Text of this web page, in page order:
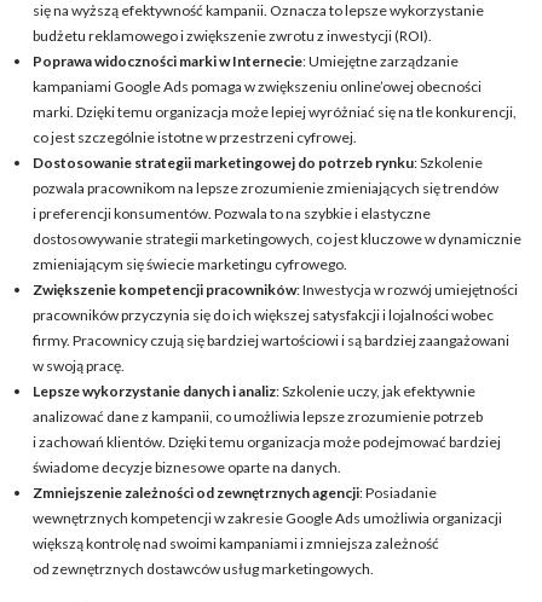
się na wyższą efektywność kampanii. Oznacza to lepsze wykorzystanie
budżetu reklamowego i zwiększenie zwrotu z inwestycji (ROI).
Poprawa widoczności marki w Internecie: Umiejętne zarządzanie
kampaniami Google Ads pomaga w zwiększeniu online’owej obecności
marki. Dzięki temu organizacja może lepiej wyróżniać się na tle konkurencji,
co jest szczególnie istotne w przestrzeni cyfrowej.
Dostosowanie strategii marketingowej do potrzeb rynku: Szkolenie
pozwala pracownikom na lepsze zrozumienie zmieniających się trendów
i preferencji konsumentów. Pozwala to na szybkie i elastyczne
dostosowywanie strategii marketingowych, co jest kluczowe w dynamicznie
zmieniającym się świecie marketingu cyfrowego.
Zwiększenie kompetencji pracowników: Inwestycja w rozwój umiejętności
pracowników przyczynia się do ich większej satysfakcji i lojalności wobec
firmy. Pracownicy czują się bardziej wartościowi i są bardziej zaangażowani
w swoją pracę.
Lepsze wykorzystanie danych i analiz: Szkolenie uczy, jak efektywnie
analizować dane z kampanii, co umożliwia lepsze zrozumienie potrzeb
i zachowań klientów. Dzięki temu organizacja może podejmować bardziej
świadome decyzje biznesowe oparte na danych.
Zmniejszenie zależności od zewnętrznych agencji: Posiadanie
wewnętrznych kompetencji w zakresie Google Ads umożliwia organizacji
większą kontrolę nad swoimi kampaniami i zmniejsza zależność
od zewnętrznych dostawców usług marketingowych.